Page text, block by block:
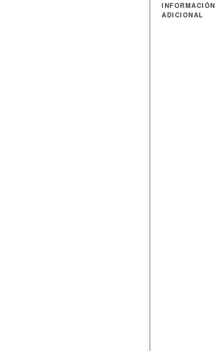
INFORMACIÓN
ADICIONAL